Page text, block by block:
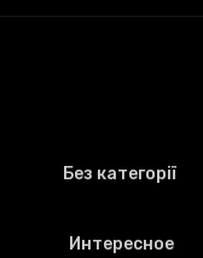
Без категорії
Интересное